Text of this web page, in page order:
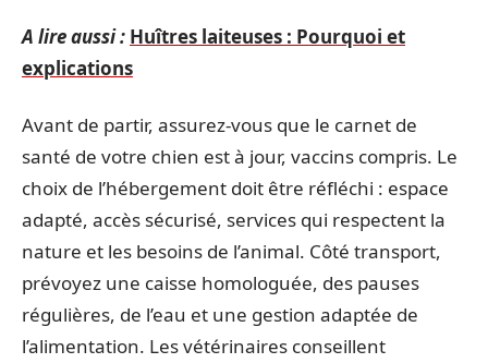
A lire aussi : Huîtres laiteuses : Pourquoi et
explications
Avant de partir, assurez-vous que le carnet de
santé de votre chien est à jour, vaccins compris. Le
choix de l’hébergement doit être réfléchi : espace
adapté, accès sécurisé, services qui respectent la
nature et les besoins de l’animal. Côté transport,
prévoyez une caisse homologuée, des pauses
régulières, de l’eau et une gestion adaptée de
l’alimentation. Les vétérinaires conseillent